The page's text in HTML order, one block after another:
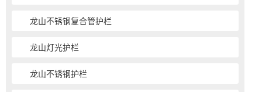
龙山不锈钢复合管护栏
龙山灯光护栏
龙山不锈钢护栏